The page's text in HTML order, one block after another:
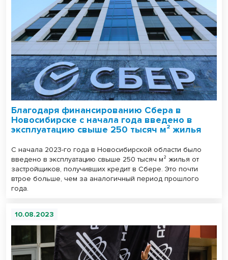
Благодаря финансированию Сбера в
Новосибирске с начала года введено в
эксплуатацию свыше 250 тысяч м² жилья
С начала 2023-го года в Новосибирской области было
введено в эксплуатацию свыше 250 тысяч м² жилья от
застройщиков, получивших кредит в Сбере. Это почти
втрое больше, чем за аналогичный период прошлого
года.
10.08.2023